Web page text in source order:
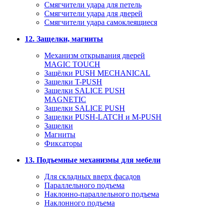
Смягчители удара для петель
Смягчители удара для дверей
Cмягчители удара самоклеящиеся
12. Защелки, магниты
Механизм открывания дверей
MAGIC TOUCH
Защёлки PUSH MECHANICAL
Защелки T-PUSH
Защелки SALICE PUSH
MAGNETIC
Защелки SALICE PUSH
Защелки PUSH-LATCH и M-PUSH
Защелки
Магниты
Фиксаторы
13. Подъемные механизмы для мебели
Для складных вверх фасадов
Параллельного подъема
Наклонно-параллельного подъема
Наклонного подъема